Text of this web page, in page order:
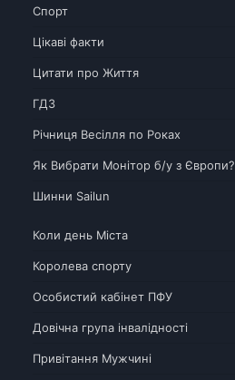
Спорт
Цікаві факти
Цитати про Життя
ГДЗ
Річниця Весілля по Роках
Як Вибрати Монітор б/у з Європи?
Шинни Sailun
Коли день Міста
Королева спорту
Особистий кабінет ПФУ
Довічна група інвалідності
Привітання Мужчині